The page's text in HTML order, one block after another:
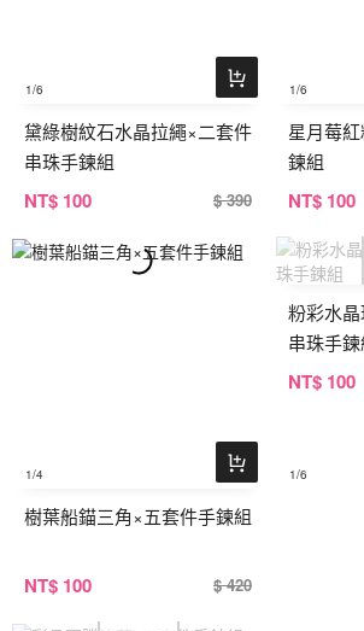
1/6
黛綠樹紋石水晶拉繩×二套件
串珠手鍊組
NT$ 100 $ 390
1/6
星月莓
鍊組
NT$ 100
1/4
樹葉船錨三角×五套件手鍊組
NT$ 100 $ 420
1/6
粉彩水
串珠手鍊
NT$ 100